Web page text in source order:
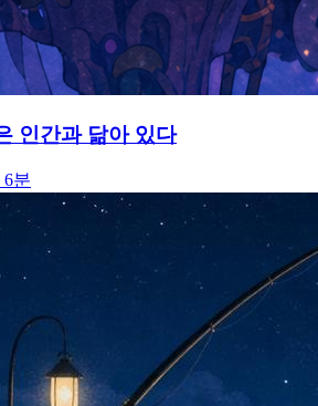
인간과 닮아 있다
6분